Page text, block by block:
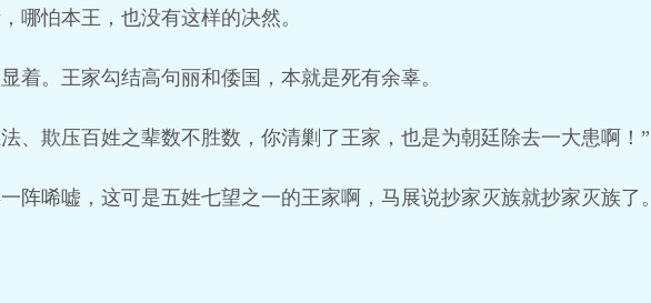
哪怕本王，也没有这样的决然。
着。王家勾结高句丽和倭国，本就是死有余辜。
、欺压百姓之辈数不胜数，你清剿了王家，也是为朝廷除去一大患啊！”
阵唏嘘，这可是五姓七望之一的王家啊，马展说抄家灭族就抄家灭族了。